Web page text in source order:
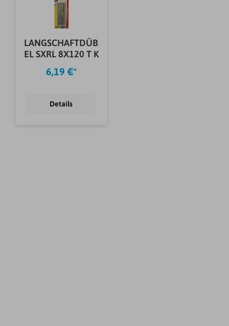
LANGSCHAFTDÜB
EL SXRL 8X120 T K
6,19 €*
Details